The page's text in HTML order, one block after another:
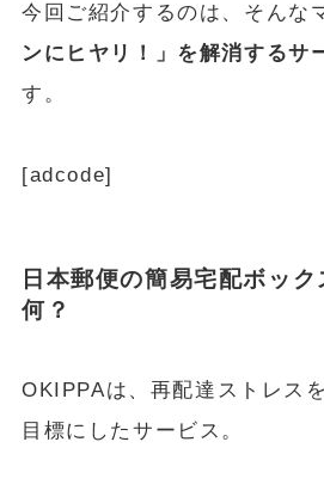
今回ご紹介するのは、そんな
ンにヒヤリ！」を解消するサ
す。
[adcode]
日本郵便の簡易宅配ボッ
何？
OKIPPAは、再配達ストレス
目標にしたサービス。